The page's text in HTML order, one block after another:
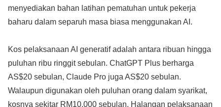
menyediakan bahan latihan pematuhan untuk pekerja
baharu dalam separuh masa biasa menggunakan AI.
Kos pelaksanaan AI generatif adalah antara ribuan hingga
puluhan ribu ringgit sebulan. ChatGPT Plus berharga
AS$20 sebulan, Claude Pro juga AS$20 sebulan.
Walaupun digunakan oleh puluhan orang dalam syarikat,
kosnya sekitar RM10,000 sebulan. Halangan pelaksanaan